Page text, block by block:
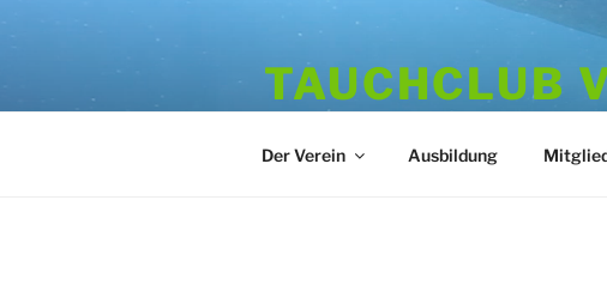
TAUCHCLUB
Der Verein Ausbildung